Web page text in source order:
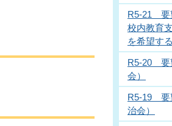
R5-21 要
校内教育
を希望する
R5-20 要
会）
R5-19 要
治会）